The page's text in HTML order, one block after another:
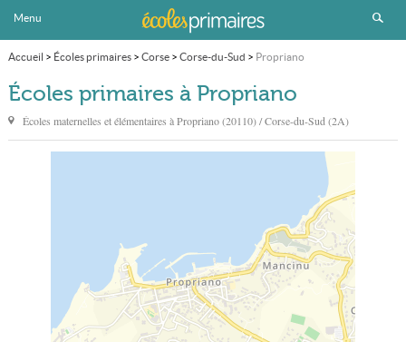
Menu
Accueil > Écoles primaires> Corse> Corse-du-Sud > Propriano
Écoles primaires à Propriano
Écoles maternelles et élémentaires àPropriano(20110) / Corse-du-Sud (2A)